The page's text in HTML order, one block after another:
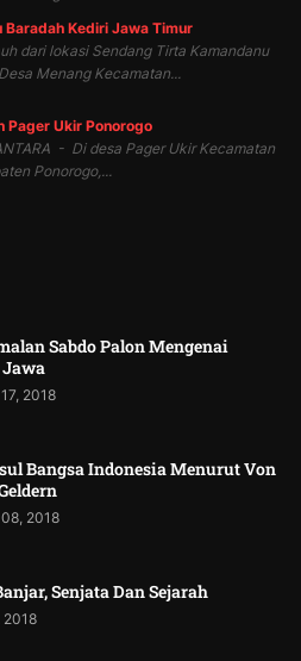
Baradah Kediri Jawa Timur
dari lokasi Sendang Tirta Kamandanu
Menang Kecamatan...
Pager Ukir Ponorogo
- Di desa Pager Ukir Kecamatan
Ponorogo,...
Sabdo Palon Mengenai
2018
Bangsa Indonesia Menurut Von
2018
Senjata Dan Sejarah
2018